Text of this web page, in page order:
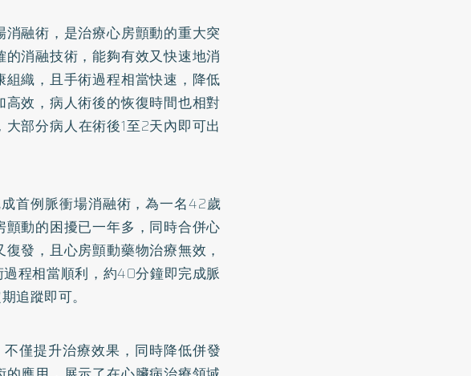
融術，是治療心房顫動的重大突
消融技術，能夠有效又快速地消
織，且手術過程相當快速，降低
效，病人術後的恢復時間也相對
部分病人在術後1至2天內即可出
首例脈衝場消融術，為一名42歲
動的困擾已一年多，同時合併心
發，且心房顫動藥物治療無效，
程相當順利，約40分鐘即完成脈
追蹤即可。
僅提升治療效果，同時降低併發